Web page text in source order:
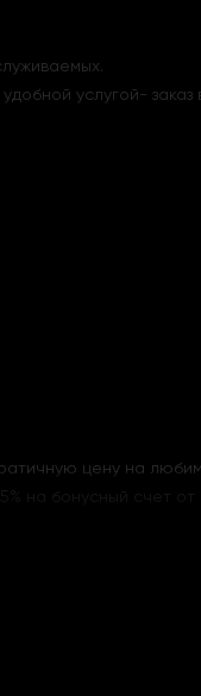
услугой-
цену на